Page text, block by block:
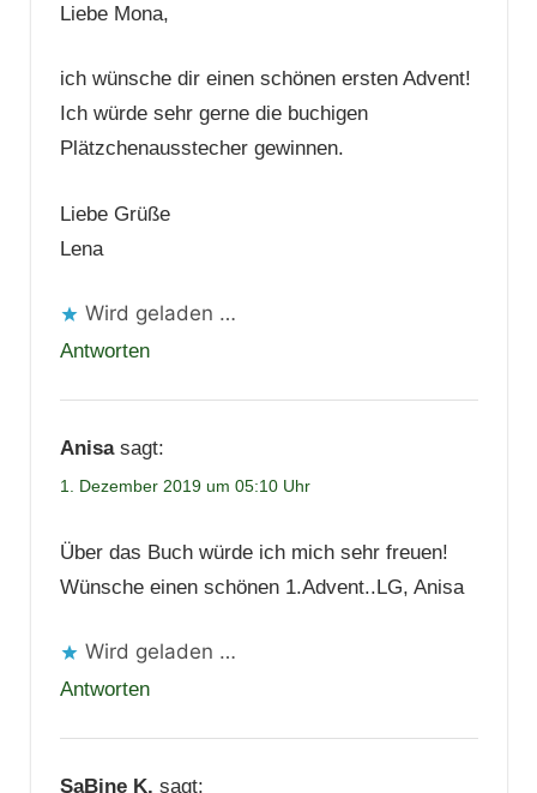
Liebe Mona,
ich wünsche dir einen schönen ersten Advent!
Ich würde sehr gerne die buchigen
Plätzchenausstecher gewinnen.
Liebe Grüße
Lena
Wird geladen …
Antworten
Anisa sagt:
1. Dezember 2019 um 05:10 Uhr
Über das Buch würde ich mich sehr freuen!
Wünsche einen schönen 1.Advent..LG, Anisa
Wird geladen …
Antworten
SaBine K. sagt: